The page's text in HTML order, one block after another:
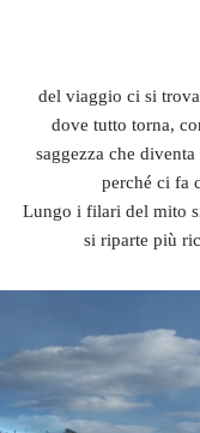
del viaggio ci si
dove tutto torna,
saggezza che
perché ci fa
Lungo i filari del mito
si riparte più